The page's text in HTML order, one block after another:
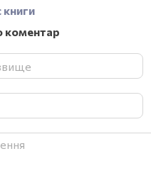
книги
коментар